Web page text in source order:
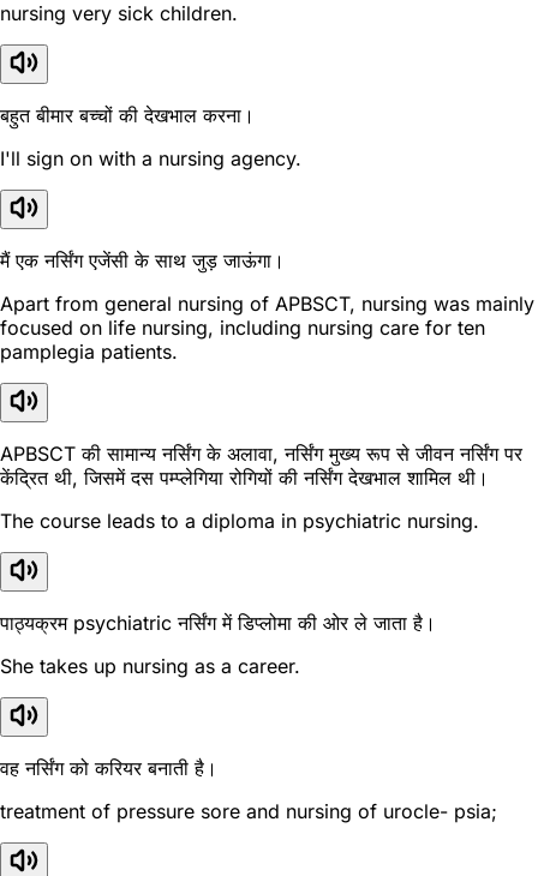
nursing very sick children.
बहुत बीमार बच्चों की देखभाल करना।
I'll sign on with a nursing agency.
मैं एक नर्सिंग एजेंसी के साथ जुड़ जाऊंगा।
Apart from general nursing of APBSCT, nursing was mainly
focused on life nursing, including nursing care for ten
pamplegia patients.
APBSCT की सामान्य नर्सिंग के अलावा, नर्सिंग मुख्य रूप से जीवन नर्सिंग पर
केंद्रित थी, जिसमें दस पम्प्लेगिया रोगियों की नर्सिंग देखभाल शामिल थी।
The course leads to a diploma in psychiatric nursing.
पाठ्यक्रम psychiatric नर्सिंग में डिप्लोमा की ओर ले जाता है।
She takes up nursing as a career.
वह नर्सिंग को करियर बनाती है।
treatment of pressure sore and nursing of urocle- psia;